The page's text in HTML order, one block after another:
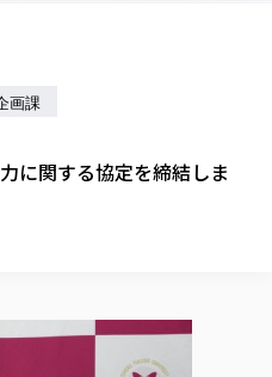
に関する基本方針
防止等に関する対応
サポート
ート
紹介
社会連携・研究 TOP
画課
に関する協定を締結しま